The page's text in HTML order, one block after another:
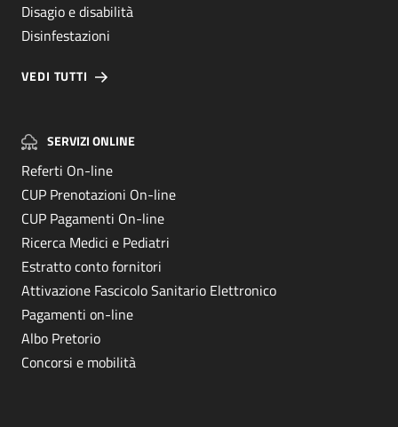
Disagio e disabilità
Disinfestazioni
VEDI TUTTI
SERVIZI ONLINE
Referti On-line
CUP Prenotazioni On-line
CUP Pagamenti On-line
Ricerca Medici e Pediatri
Estratto conto fornitori
Attivazione Fascicolo Sanitario Elettronico
Pagamenti on-line
Albo Pretorio
Concorsi e mobilità